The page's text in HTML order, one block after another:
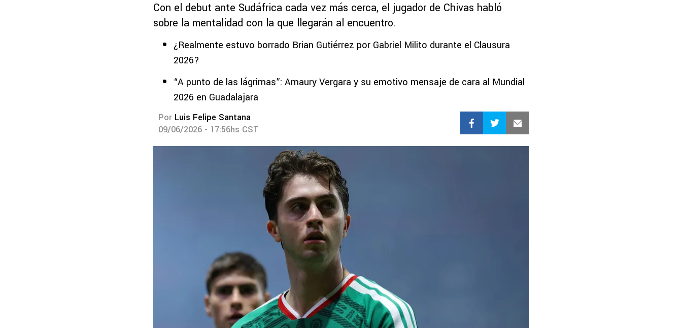
Con el debut ante Sudáfrica cada vez más cerca, el jugador de Chivas habló
sobre la mentalidad con la que llegarán al encuentro.
¿Realmente estuvo borrado Brian Gutiérrez por Gabriel Milito durante el Clausura
2026?
“A punto de las lágrimas”: Amaury Vergara y su emotivo mensaje de cara al Mundial
2026 en Guadalajara
Por Luis Felipe Santana
09/06/2026 - 17:56hs CST